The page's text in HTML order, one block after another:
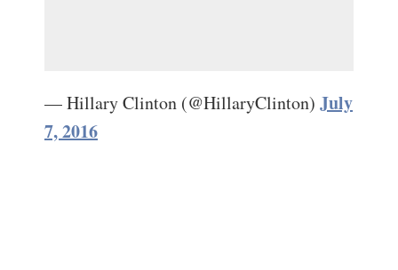
— Hillary Clinton (@HillaryClinton) July
7, 2016